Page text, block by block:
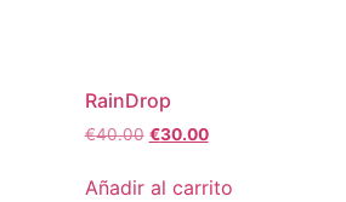
RainDrop
€40.00 €30.00
Añadir al carrito